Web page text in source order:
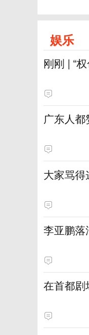
娱乐
刚刚 | “
广东人都
大家骂得
李亚鹏落
在首都剧